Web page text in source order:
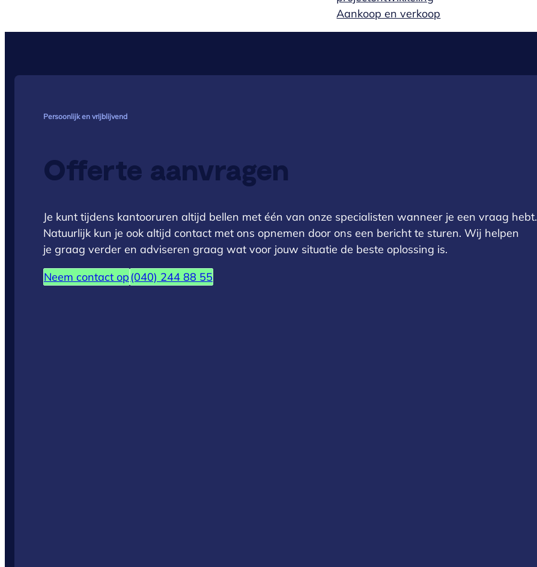
Aankoop en verkoop
Persoonlijk en vrijblijvend
Offerte aanvragen
Je kunt tijdens kantooruren altijd bellen met één van onze specialisten wanneer je een vraag hebt.
Natuurlijk kun je ook altijd contact met ons opnemen door ons een bericht te sturen. Wij helpen
je graag verder en adviseren graag wat voor jouw situatie de beste oplossing is.
Neem contact op(040) 244 88 55